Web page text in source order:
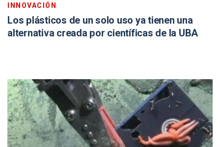
INNOVACIÓN
Los plásticos de un solo uso ya tienen una
alternativa creada por científicas de la UBA